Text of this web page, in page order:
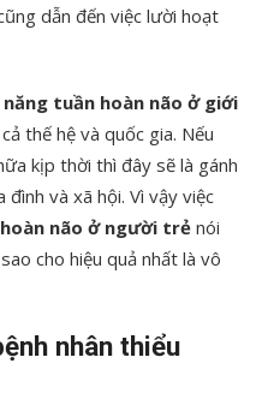
dẫn đến việc lười hoạt
tuần hoàn não ở giới
thế hệ và quốc gia. Nếu
kịp thời thì đây sẽ là gánh
và xã hội. Vì vậy việc
não ở người trẻ nói
cho hiệu quả nhất là vô
nhân thiểu